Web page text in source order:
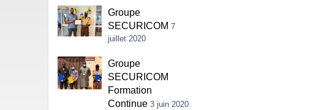
Groupe
SECURICOM 7
juillet 2020
Groupe
SECURICOM
Formation
Continue 3 juin 2020